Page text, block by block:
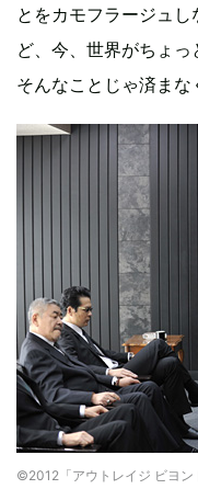
とをカモフラージュ
ど、今、世界がちょっ
そんなことじゃ済まな
©2012「アウトレイジ ビヨン